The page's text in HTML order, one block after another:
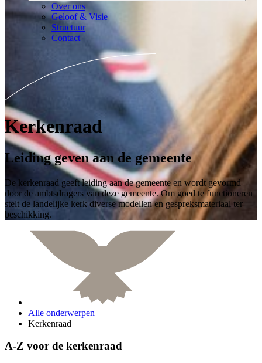
Over ons
Geloof & Visie
Structuur
Contact
Kerkenraad
Leiding geven aan de gemeente
De kerkenraad geeft leiding aan de gemeente en wordt gevormd
door de ambtsdragers van deze gemeente. Om goed te functioneren
stelt de landelijke kerk diverse modellen en gespreksmateriaal ter
beschikking.
Alle onderwerpen
Kerkenraad
A-Z voor de kerkenraad